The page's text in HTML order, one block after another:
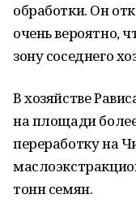
обработки. Он
очень вероятно,
зону соседнего
В хозяйстве
на площади более
переработку на
тонн семян.